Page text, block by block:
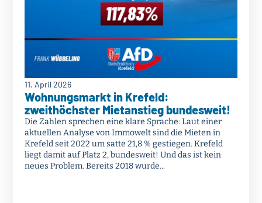
11. April 2026
Wohnungsmarkt in Krefeld:
zweithöchster Mietanstieg bundesweit!
Die Zahlen sprechen eine klare Sprache: Laut einer
aktuellen Analyse von Immowelt sind die Mieten in
Krefeld seit 2022 um satte 21,8 % gestiegen. Krefeld
liegt damit auf Platz 2, bundesweit! Und das ist kein
neues Problem. Bereits 2018 wurde...